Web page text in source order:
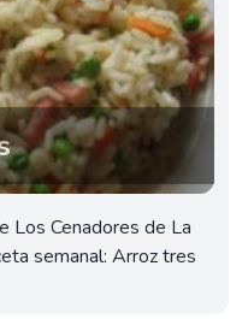
Los Cenadores de La
semanal: Arroz tres